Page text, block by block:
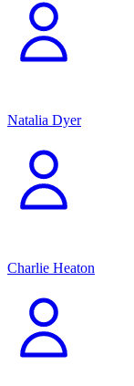
Natalia Dyer
Charlie Heaton